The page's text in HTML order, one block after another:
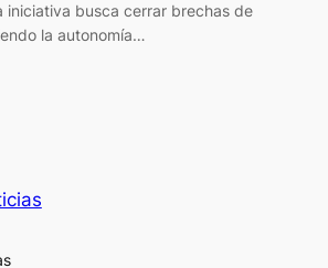
iniciativa busca cerrar brechas de
la autonomía…